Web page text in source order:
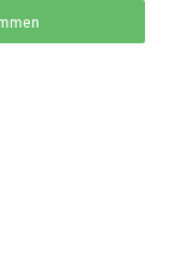
mit Ihren